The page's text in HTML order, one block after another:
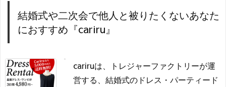
結婚式や二次会で他人と被りたくないあなた
におすすめ『cariru』
cariruは、トレジャーファクトリーが運
営する、結婚式のドレス・パーティード